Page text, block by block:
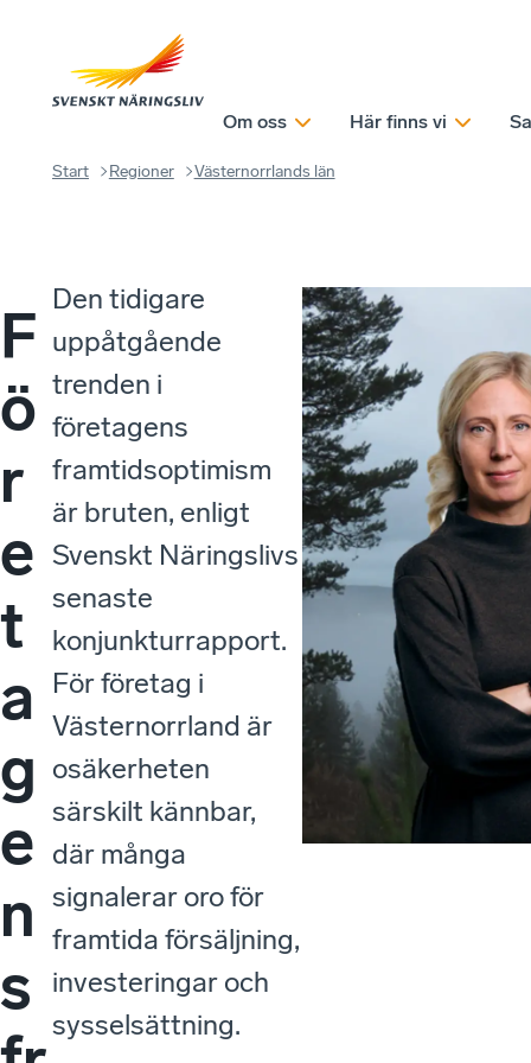
Om oss Här finns vi
Start Regioner Västernorrlands län
F
ö
r
e
t
a
g
e
n
s
Den tidigare
uppåtgående
trenden i
företagens
framtidsoptimism
är bruten, enligt
Svenskt Näringslivs
senaste
konjunkturrapport.
För företag i
Västernorrland är
osäkerheten
särskilt kännbar,
där många
signalerar oro för
framtida försäljning,
investeringar och
sysselsättning.